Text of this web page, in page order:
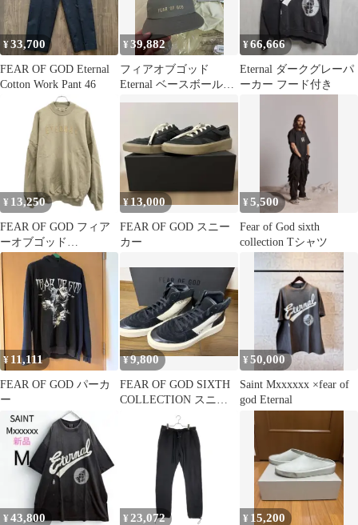
¥33,700
FEAR OF GOD Eternal
Cotton Work Pant 46
¥39,882
フィアオブゴッド
Eternal ベースボールキ
ャップ
¥66,666
Eternal ダークグレーパ
ーカー フード付き
¥ 13,250
FEAR OF GOD フィア
ーオブゴッド
ETERNAL スウェット
プルオーバー ベージュ
M
¥13,000
FEAR OF GOD スニー
カー
¥5,500
Fear of God sixth
collection Tシャツ
¥ 11,111
FEAR OF GOD パーカ
ー
¥9,800
FEAR OF GOD SIXTH
COLLECTION スニー
¥50,000
Saint Mxxxxxx ×fear of
god Eternal
¥43,800 ¥ 23,072 ¥ 15,200